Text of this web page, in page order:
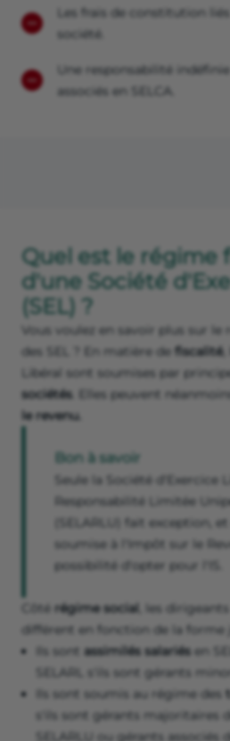
Les frais de constitution
société.
Une responsabilité
associés en SELCA.
Quel est le régime
d'une Société
(SEL) ?
Vous voulez en savoir plus sur
des SEL ? En matière de fiscalité,
Libéral sont soumises par principe
sociétés. Elles peuvent
le revenu.
Bon à savoir
Seule la Société d'Exercice
Responsabilité Limitée
(SELARLU) fait exception,
soumise à l'Impôt sur le
possibilité d'opter pour l'IS.
Côté régime social , les
différent en fonction de la forme
Ils sont assimilés salariés en
SELARL s'ils sont gérants
Ils sont soumis au régime des
s'ils sont gérants majoritaires
SELARLU ou gérants associés